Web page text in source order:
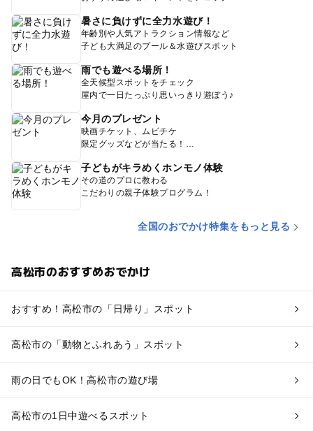
暑さに負けずに全力水遊び！
年齢別や人気アトラクション情報など
子ども大満足のプール＆水遊びスポット
雨でも遊べる場所！
全天候型スポットをチェック
屋内で一日たっぷり思いっきり遊ぼう♪
今月のプレゼント
映画チケット、ムビチケ
限定グッズなどが当たる！
子どもがキラめくホンモノ体験
その道のプロに教わる
こだわりの親子体験プログラム！
全国のおでかけ特集をもっと見る
高松市のおすすめおでかけ
おすすめ！高松市の「日帰り」スポット
高松市の「動物とふれあう」スポット
雨の日でもOK！高松市の遊び場
高松市の1日中遊べるスポット